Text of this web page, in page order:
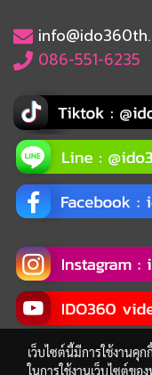
086-551-6235
เว็บไซต์นี้มีการใช้งานคุ
ในการใช้งานเว็บไซต์ขอ